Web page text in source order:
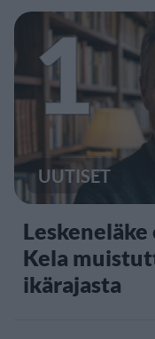
1
UUTISET
Kela
ikärajasta